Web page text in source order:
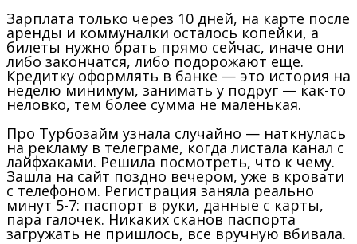
Зарплата только через 10 дней, на карте после
аренды и коммуналки осталось копейки, а
билеты нужно брать прямо сейчас, иначе они
либо закончатся, либо подорожают еще.
Кредитку оформлять в банке — это история на
неделю минимум, занимать у подруг — как-то
неловко, тем более сумма не маленькая.
Про Турбозайм узнала случайно — наткнулась
на рекламу в телеграме, когда листала канал с
лайфхаками. Решила посмотреть, что к чему.
Зашла на сайт поздно вечером, уже в кровати
с телефоном. Регистрация заняла реально
минут 5-7: паспорт в руки, данные с карты,
пара галочек. Никаких сканов паспорта
загружать не пришлось, все вручную вбивала.